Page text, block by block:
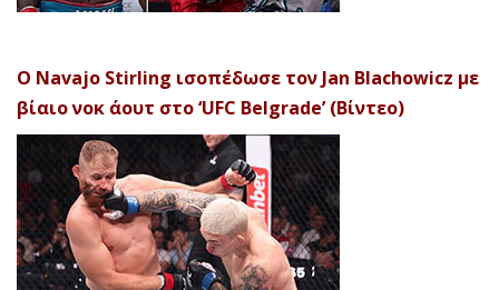
Ο Navajo Stirling ισοπέδωσε τον Jan Blachowicz με
βίαιο νοκ άουτ στο ‘UFC Belgrade’ (Βίντεο)